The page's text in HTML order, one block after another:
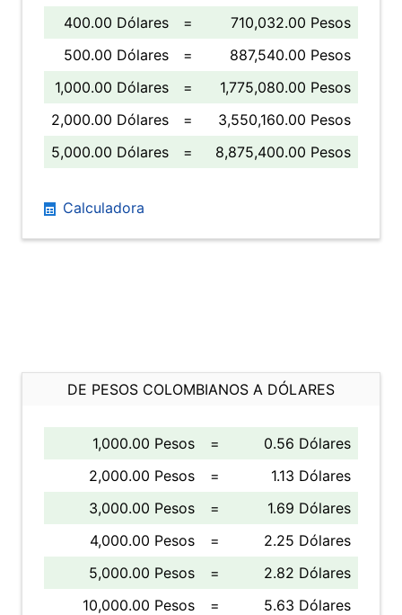
400.00 Dólares
=
710,032.00 Pesos
500.00 Dólares
=
887,540.00 Pesos
1,000.00 Dólares
=
1,775,080.00 Pesos
2,000.00 Dólares
=
3,550,160.00 Pesos
5,000.00 Dólares
= 8,875,400.00 Pesos
Calculadora
DE PESOS COLOMBIANOS A DÓLARES
1,000.00 Pesos =
0.56 Dólares
2,000.00 Pesos
=
1.13 Dólares
3,000.00 Pesos
=
1.69 Dólares
4,000.00 Pesos
=
2.25 Dólares
5,000.00 Pesos
=
2.82 Dólares
10,000.00 Pesos
=
5.63 Dólares